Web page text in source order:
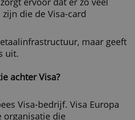
organisatie?
bedrijf dat werkt voor
wereldwijd. De taak van
dekkend netwerk voor
zorgt ervoor dat er zo veel
zijn die de Visa-card